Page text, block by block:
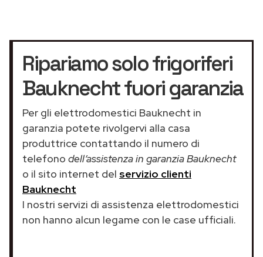
Ripariamo solo frigoriferi
Bauknecht fuori garanzia
Per gli elettrodomestici Bauknecht in
garanzia potete rivolgervi alla casa
produttrice contattando il numero di
telefono dell’assistenza in garanzia Bauknecht
o il sito internet del servizio clienti
Bauknecht
I nostri servizi di assistenza elettrodomestici
non hanno alcun legame con le case ufficiali.